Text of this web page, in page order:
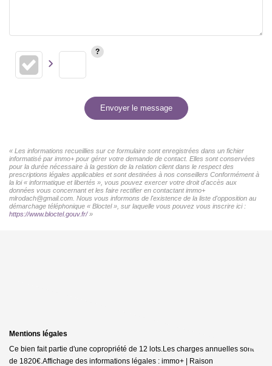
Envoyer le message
« Les informations recueillies sur ce formulaire sont enregistrées dans un fichier
informatisé par immo+ pour gérer votre demande de contact. Elles sont conservées
pour la durée nécessaire à la gestion de la relation client dans le respect des
prescriptions légales applicables et sont destinées à nos conseillers Conformément à
la loi « informatique et libertés », vous pouvez exercer votre droit d'accès aux
données vous concernant et les faire rectifier en contactant immo+
mlrodach@gmail.com. Nous vous informons de l'existence de la liste d'opposition au
démarchage téléphonique « Bloctel », sur laquelle vous pouvez vous inscrire ici :
https://www.bloctel.gouv.fr/»
Mentions légales
Ce bien fait partie d'une copropriété de 12 lots.Les charges annuelles sont
de 1820€. Affichage des informations légales : immo+ | Raison